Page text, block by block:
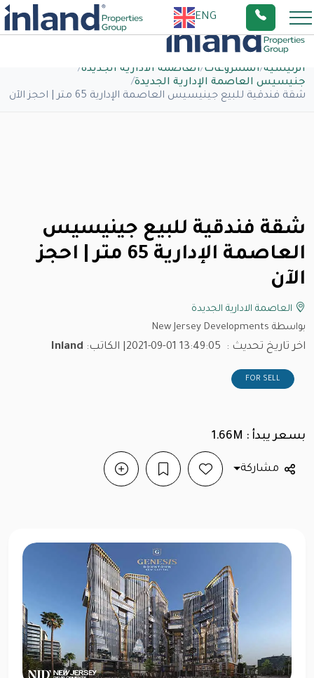
ENG
الرئيسية/المشروعات/العاصمة الادارية الجديدة/
جنيسيس العاصمة الإدارية الجديدة/
شقة فندقية للبيع جينيسيس العاصمة الإدارية 65 متر | احجز الآن
شقة فندقية للبيع جينيسيس
العاصمة الإدارية 65 متر | احجز
الآن
العاصمة الادارية الجديدة
بواسطة New Jersey Developments
اخر تاريخ تحديث : 2021-09-01 13:49:05 | الكاتب: Inland
FOR SELL
بسعر يبدأ : 1.66M
مشاركة